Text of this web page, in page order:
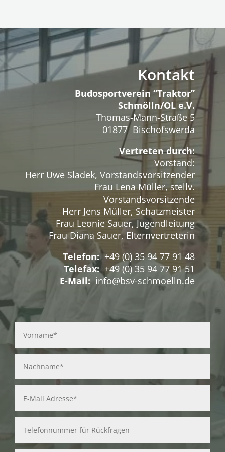
Kontakt
Budosportverein “Traktor”
Schmölln/OL e.V.
Thomas-Mann-Straße 5
01877 Bischofswerda
Vertreten durch:
Vorstand:
Herr Uwe Sladek, Vorstandsvorsitzender
Frau Lena Müller, stellv.
Vorstandsvorsitzende
Herr Jens Müller, Schatzmeister
Frau Leonie Sauer, Jugendleitung
Frau Diana Sauer, Elternvertreterin
Telefon:+49 (0) 35 94 77 91 48
Telefax: +49 (0) 35 94 77 91 51
E-Mail: info@bsv-schmoelln.de